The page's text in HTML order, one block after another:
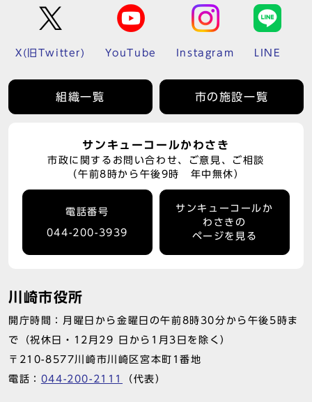
X(旧Twitter) YouTube Instagram LINE
組織一覧 市の施設一覧
サンキューコールかわさき
市政に関するお問い合わせ、ご意見、ご相談
（午前8時から午後9時 年中無休）
電話番号
044-200-3939
サンキューコールか
わさきの
ページを見る
川崎市役所
開庁時間：月曜日から金曜日の午前8時30分から午後5時ま
で（祝休日・12月29 日から1月3日を除く）
〒210-8577川崎市川崎区宮本町1番地
電話： 044-200-2111 （代表）